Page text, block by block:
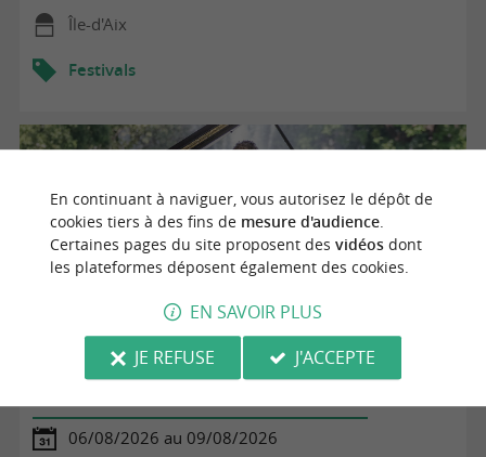
Île-d'Aix
Festivals
Oh linda festival
06/08/2026 au 09/08/2026
En continuant à naviguer, vous autorisez le dépôt de
cookies tiers à des fins de mesure d'audience.
Certaines pages du site proposent des vidéosdont
les plateformes déposent également des cookies.
EN SAVOIR PLUS
JE REFUSE
J'ACCEPTE